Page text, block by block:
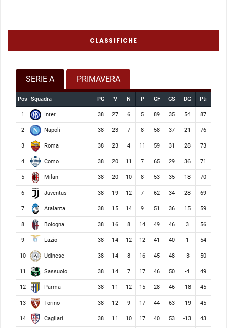
CLASSIFICHE
SERIE A PRIMAVERA
Pos Squadra PG V N P GF GS DG Pti
1 Inter 38 27 6 5 89 35 54 87
2 Napoli 38 23 7 8 58 37 21 76
3 Roma 38 23 4 11 59 31 28 73
4 Como 38 20 11 7 65 29 36 71
5 Milan 38 20 10 8 53 35 18 70
6 Juventus 38 19 12 7 62 34 28 69
7 Atalanta 38 15 14 9 51 36 15 59
8 Bologna 38 16 8 14 49 46 3 56
9 Lazio 38 14 12 12 41 40 1 54
10 Udinese 38 14 8 16 45 48 -3 50
11 Sassuolo 38 14 7 17 46 50 -4 49
12 Parma 38 11 12 15 28 46 -18 45
13 Torino 38 12 9 17 44 63 -19 45
14 Cagliari 38 11 10 17 40 53 -13 43